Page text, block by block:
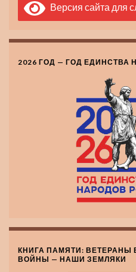
Версия сайта для
2026 ГОД — ГОД ЕДИНСТВА
КНИГА ПАМЯТИ: ВЕТЕРАНЫ
ВОЙНЫ — НАШИ ЗЕМЛЯКИ